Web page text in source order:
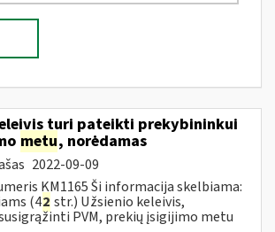
turi pateikti prekybininkui
metu, norėdamas
2022-09-09
KM1165 Ši informacija skelbiama:
(42 str.) Užsienio keleivis,
PVM, prekių įsigijimo metu